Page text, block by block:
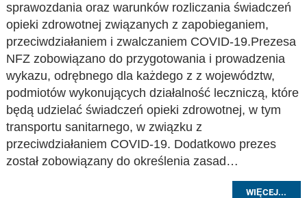
sprawozdania oraz warunków rozliczania świadczeń
opieki zdrowotnej związanych z zapobieganiem,
przeciwdziałaniem i zwalczaniem COVID-19.Prezesa
NFZ zobowiązano do przygotowania i prowadzenia
wykazu, odrębnego dla każdego z z województw,
podmiotów wykonujących działalność leczniczą, które
będą udzielać świadczeń opieki zdrowotnej, w tym
transportu sanitarnego, w związku z
przeciwdziałaniem COVID-19. Dodatkowo prezes
został zobowiązany do określenia zasad…
WIĘCEJ...